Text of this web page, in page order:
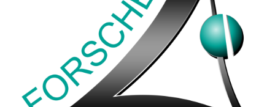
Datenschutzerklärung